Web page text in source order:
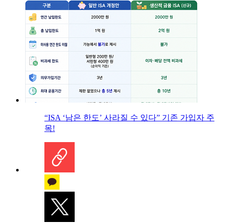
“ISA ‘남은 한도’ 사라질 수 있다” 기존 가입자 주
목!